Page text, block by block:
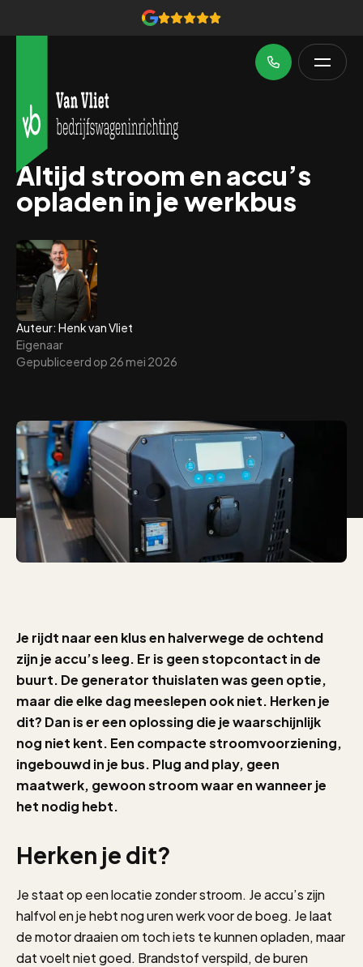
Altijd stroom en accu’s
opladen in je werkbus
Auteur: Henk van Vliet
Eigenaar
Gepubliceerd op 26 mei 2026
Je rijdt naar een klus en halverwege de ochtend
zijn je accu’s leeg. Er is geen stopcontact in de
buurt. De generator thuislaten was geen optie,
maar die elke dag meeslepen ook niet. Herken je
dit? Dan is er een oplossing die je waarschijnlijk
nog niet kent. Een compacte stroomvoorziening,
ingebouwd in je bus. Plug and play, geen
maatwerk, gewoon stroom waar en wanneer je
het nodig hebt.
Herken je dit?
Je staat op een locatie zonder stroom. Je accu’s zijn
halfvol en je hebt nog uren werk voor de boeg. Je laat
de motor draaien om toch iets te kunnen opladen, maar
dat voelt niet goed. Brandstof verspild, de buren